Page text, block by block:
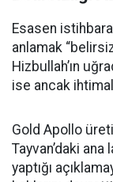
Esasen
anlamak
Hizbullah’ın
ise ancak
Gold Apollo
Tayvan’daki
yaptığı